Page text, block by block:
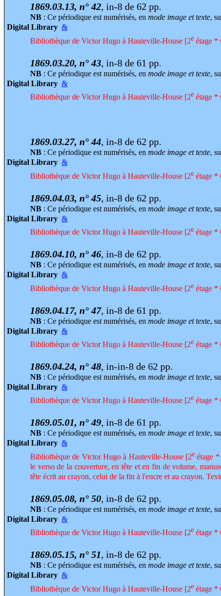
1869.03.13, n° 42, in-8 de 62 pp.
NB: Ce périodique est numérisés, en mode image et texte,
Digital Library &
Bibliothèque de Victor Hugo à Hauteville-House [2eétage *
1869.03.20, n° 43, in-8 de 61 pp.
NB: Ce périodique est numérisés, en mode image et texte,
Digital Library &
Bibliothèque de Victor Hugo à Hauteville-House [2eétage *
1869.03.27, n° 44, in-8 de 62 pp.
NB: Ce périodique est numérisés, en mode image et texte,
Digital Library &
Bibliothèque de Victor Hugo à Hauteville-House [2eétage *
1869.04.03, n° 45, in-8 de 62 pp.
NB: Ce périodique est numérisés, en mode image et texte,
Digital Library &
Bibliothèque de Victor Hugo à Hauteville-House [2eétage *
1869.04.10, n° 46, in-8 de 62 pp.
NB: Ce périodique est numérisés, en mode image et texte,
Digital Library &
Bibliothèque de Victor Hugo à Hauteville-House [2eétage *
1869.04.17, n° 47, in-8 de 61 pp.
NB: Ce périodique est numérisés, en mode image et texte,
Digital Library &
Bibliothèque de Victor Hugo à Hauteville-House [2eétage *
1869.04.24, n° 48, in-in-8 de 62 pp.
NB: Ce périodique est numérisés, en mode image et texte,
Digital Library &
Bibliothèque de Victor Hugo à Hauteville-House [2eétage *
1869.05.01, n° 49, in-8 de 61 pp.
NB: Ce périodique est numérisés, en mode image et texte,
Digital Library &
Bibliothèque de Victor Hugo à Hauteville-House [2e étage
le verso de la couverture, en tête et en fin de volume,
tête écrit au crayon, celui de la fin à l'encre et au crayon.
1869.05.08, n° 50, in-8 de 62 pp.
NB: Ce périodique est numérisés, en mode image et texte,
Digital Library &
Bibliothèque de Victor Hugo à Hauteville-House [2eétage *
1869.05.15, n° 51, in-8 de 62 pp.
NB: Ce périodique est numérisés, en mode image et texte,
Digital Library &
Bibliothèque de Victor Hugo à Hauteville-House [2eétage *